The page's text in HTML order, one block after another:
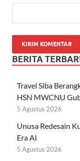
BERITA
Travel Siba
HSN MWCNU
5 Agustus 2026
Unusa Redesain
Era AI
5 Agustus 2026